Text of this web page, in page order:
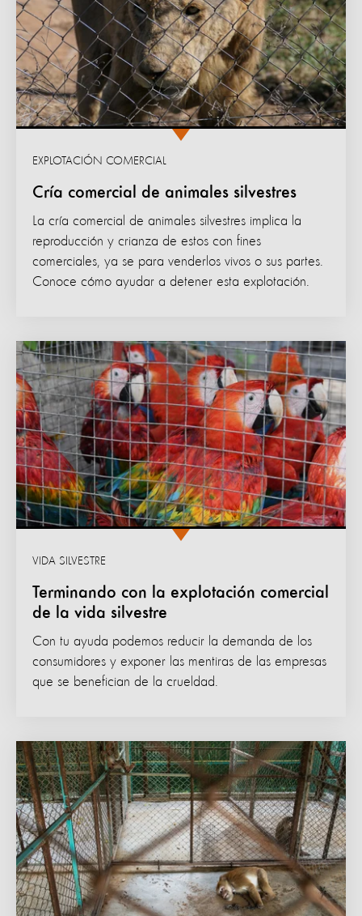
Cría comercial de animales silvestres
EXPLOTACIÓN COMERCIAL
La cría comercial de animales silvestres implica la
reproducción y crianza de estos con fines
comerciales, ya se para venderlos vivos o sus partes.
Conoce cómo ayudar a detener esta explotación.
Terminando con la explotación comercial
de la vida silvestre
VIDA SILVESTRE
Con tu ayuda podemos reducir la demanda de los
consumidores y exponer las mentiras de las empresas
que se benefician de la crueldad.